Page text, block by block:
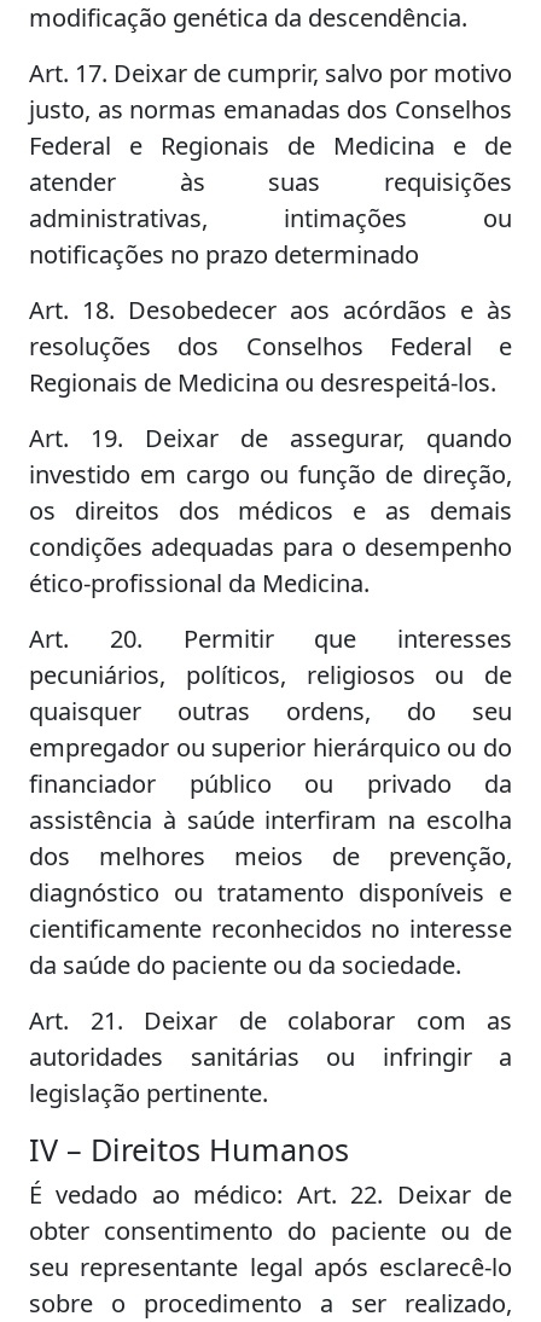
modificação genética da descendência.
Art. 17. Deixar de cumprir, salvo por motivo
justo, as normas emanadas dos Conselhos
Federal e Regionais de Medicina e de
atender às suas requisições
administrativas, intimações ou
notificações no prazo determinado
Art. 18. Desobedecer aos acórdãos e às
resoluções dos Conselhos Federal e
Regionais de Medicina ou desrespeitá-los.
Art. 19. Deixar de assegurar, quando
investido em cargo ou função de direção,
os direitos dos médicos e as demais
condições adequadas para o desempenho
ético-profissional da Medicina.
Art. 20. Permitir que interesses
pecuniários, políticos, religiosos ou de
quaisquer outras ordens, do seu
empregador ou superior hierárquico ou do
financiador público ou privado da
assistência à saúde interfiram na escolha
dos melhores meios de prevenção,
diagnóstico ou tratamento disponíveis e
cientificamente reconhecidos no interesse
da saúde do paciente ou da sociedade.
Art. 21. Deixar de colaborar com as
autoridades sanitárias ou infringir a
legislação pertinente.
IV – Direitos Humanos
É vedado ao médico: Art. 22. Deixar de
obter consentimento do paciente ou de
seu representante legal após esclarecê-lo
sobre o procedimento a ser realizado,